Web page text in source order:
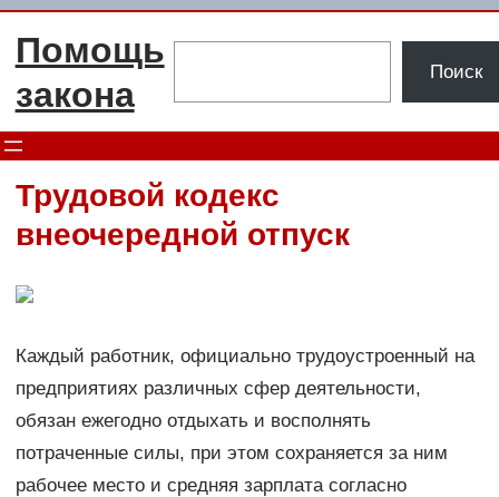
Перейти
Помощь
закона
Поиск
Трудовой кодекс
внеочередной отпуск
Каждый работник, официально трудоустроенный на
предприятиях различных сфер деятельности,
обязан ежегодно отдыхать и восполнять
потраченные силы, при этом сохраняется за ним
рабочее место и средняя зарплата согласно